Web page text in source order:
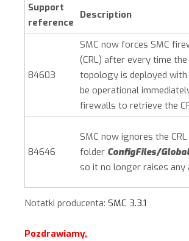
Support
reference
Description
84603
SMC now forces SMC
(CRL) after every time
topology is deployed with
be operational
firewalls to retrieve the
84646
SMC now ignores the
folder ConfigFiles/
so it no longer raises
Notatki producenta: SMC 3.3.1
Pozdrawiamy,